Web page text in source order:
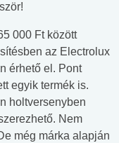
000 Ft között
az Electrolux
érhető el. Pont
egyik termék is.
holtversenyben
Nem
még márka alapján